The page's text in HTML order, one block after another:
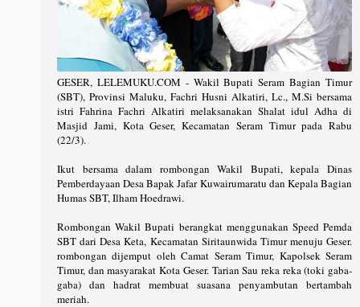
GESER, LELEMUKU.COM - Wakil Bupati Seram Bagian Timur
(SBT), Provinsi Maluku, Fachri Husni Alkatiri, Lc., M.Si bersama
istri Fahrina Fachri Alkatiri melaksanakan Shalat idul Adha di
Masjid Jami, Kota Geser, Kecamatan Seram Timur pada Rabu
(22/3).
Ikut bersama dalam rombongan Wakil Bupati, kepala Dinas
Pemberdayaan Desa Bapak Jafar Kuwairumaratu dan Kepala Bagian
Humas SBT, Ilham Hoedrawi.
Rombongan Wakil Bupati berangkat menggunakan Speed Pemda
SBT dari Desa Keta, Kecamatan Siritaunwida Timur menuju Geser.
rombongan dijemput oleh Camat Seram Timur, Kapolsek Seram
Timur, dan masyarakat Kota Geser. Tarian Sau reka reka (toki gaba-
gaba) dan hadrat membuat suasana penyambutan bertambah
meriah.